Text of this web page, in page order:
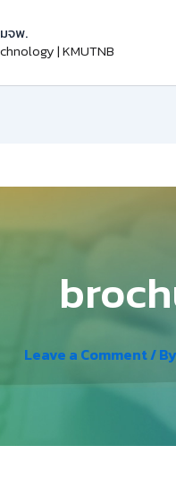
จพ.
| KMUTNB
Leave a Comment/ By